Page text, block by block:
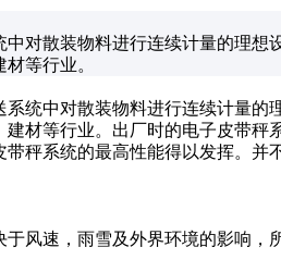
中对散装物料进行连续计量的理
等行业。
中对散装物料进行连续计量的理
材等行业。出厂时的电子皮带
带秤系统的最高性能得以发挥。
速，雨雪及外界环境的影响，